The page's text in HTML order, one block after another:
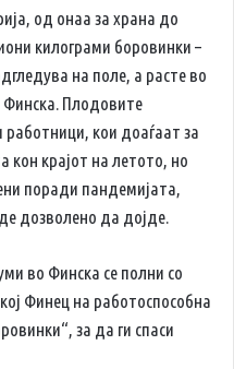
од онаа за храна до
килограми боровинки –
на поле, а расте во
Плодовите
работници, кои доаѓаат за
кон крајот на летото, но
поради пандемијата,
дозволено да дојде.
во Финска се полни со
Финец на работоспособна
за да ги спаси